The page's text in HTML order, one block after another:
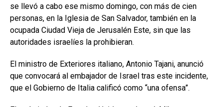
se llevó a cabo ese mismo domingo, con más de cien
personas, en la Iglesia de San Salvador, también en la
ocupada Ciudad Vieja de Jerusalén Este, sin que las
autoridades israelíes la prohibieran.
El ministro de Exteriores italiano, Antonio Tajani, anunció
que convocará al embajador de Israel tras este incidente,
que el Gobierno de Italia calificó como “una ofensa”.